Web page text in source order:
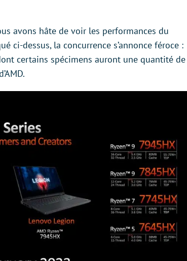
avons hâte de voir les performances du
ci-dessus, la concurrence s’annonce féroce :
certains spécimens auront une quantité de